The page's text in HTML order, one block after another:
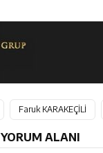
Faruk KARAKEÇİLİ
YORUM ALANI